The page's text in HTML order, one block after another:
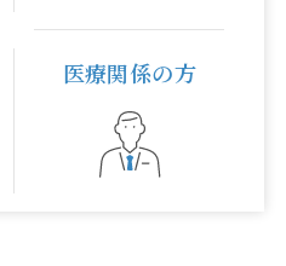
医療関係の方